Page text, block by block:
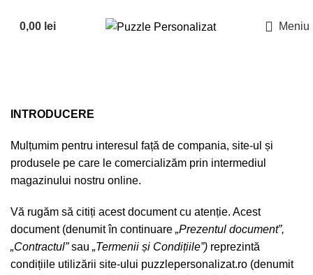
0,00 lei Meniu
INTRODUCERE
Mulțumim pentru interesul față de compania, site-ul și
produsele pe care le comercializăm prin intermediul
magazinului nostru online.
Vă rugăm să citiți acest document cu atenție. Acest
document (denumit în continuare „Prezentul document”,
„Contractul”sau „Termenii și Condițiile”) reprezintă
condițiile utilizării site-ului puzzlepersonalizat.ro (denumit